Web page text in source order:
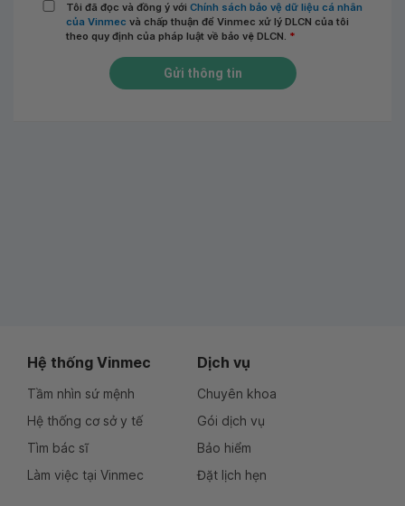
Tôi đã đọc và đồng ý với Chính sách bảo vệ dữ liệu cá nhân
của Vinmec và chấp thuận để Vinmec xử lý DLCN của tôi
theo quy định của pháp luật về bảo vệ DLCN. *
Gửi thông tin
Hệ thống Vinmec
Tầm nhìn sứ mệnh
Hệ thống cơ sở y tế
Tìm bác sĩ
Làm việc tại Vinmec
Dịch vụ
Chuyên khoa
Gói dịch vụ
Bảo hiểm
Đặt lịch hẹn